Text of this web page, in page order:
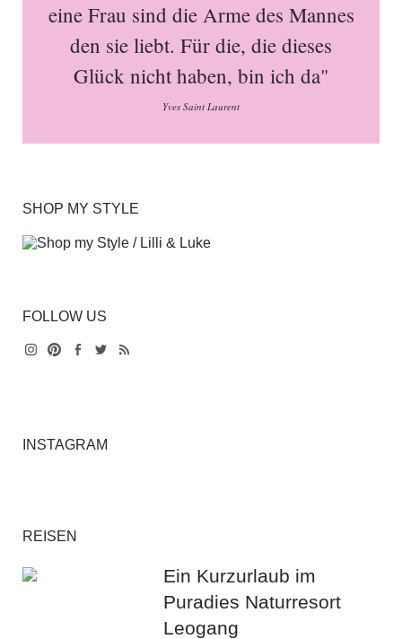
eine Frau sind die Arme des Mannes
den sie liebt. Für die, die dieses
Glück nicht haben, bin ich da"
Yves Saint Laurent
SHOP MY STYLE
FOLLOW US
INSTAGRAM
REISEN
Ein Kurzurlaub im
Puradies Naturresort
Leogang